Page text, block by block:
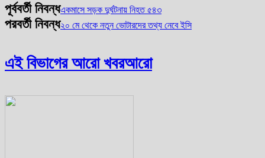
পূর্ববর্তী নিবন্ধএকমাসে সড়ক দুর্ঘটনায় নিহত ৫৪৩
পরবর্তী নিবন্ধ২০ মে থেকে নতুন ভোটারদের তথ্য নেবে ইসি
এই বিভাগের আরো খবরআরো